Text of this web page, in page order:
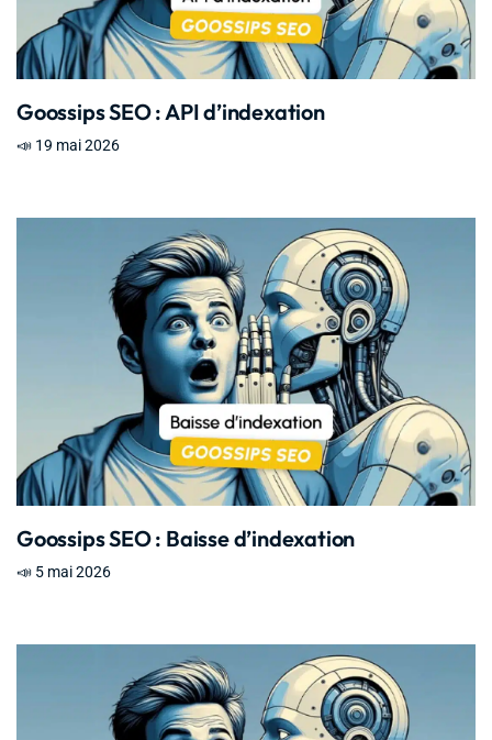
Goossips SEO : API d’indexation
📣 19 mai 2026
Goossips SEO : Baisse d’indexation
📣 5 mai 2026